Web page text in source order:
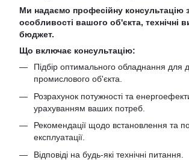
Ми надаємо професійну консультацію
особливості вашого об'єкта, технічні
бюджет.
Що включає консультацію:
Підбір оптимального обладнання для
промислового об'єкта.
Розрахунок потужності та
урахуванням ваших потреб.
Рекомендації щодо встановлення та
експлуатації.
Відповіді на будь-які технічні питання.